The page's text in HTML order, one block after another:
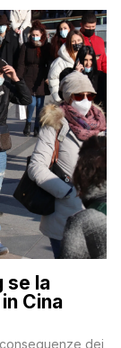
se la
Cina
dei